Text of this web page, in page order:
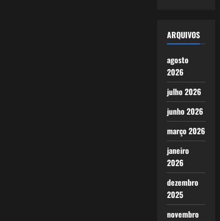
ARQUIVOS
agosto
2026
julho 2026
junho 2026
março 2026
janeiro
2026
dezembro
2025
novembro